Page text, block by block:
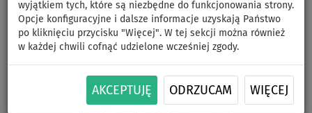
wyjątkiem tych, które są niezbędne do funkcjonowania strony.
Opcje konfiguracyjne i dalsze informacje uzyskają Państwo
po kliknięciu przycisku "Więcej". W tej sekcji można również
w każdej chwili cofnąć udzielone wcześniej zgody.
AKCEPTUJĘ ODRZUCAM WIĘCEJ
Previous Next